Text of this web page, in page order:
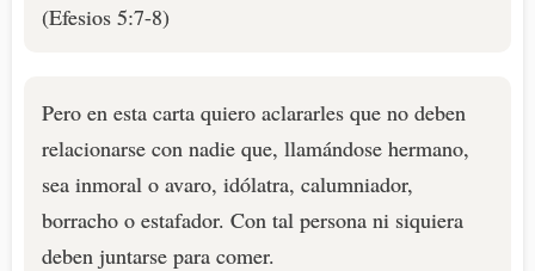
(Efesios 5:7-8)
Pero en esta carta quiero aclararles que no deben
relacionarse con nadie que, llamándose hermano,
sea inmoral o avaro, idólatra, calumniador,
borracho o estafador. Con tal persona ni siquiera
deben juntarse para comer.